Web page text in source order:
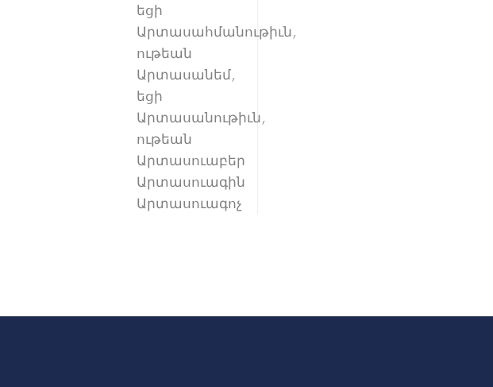
եցի
Արտասահմանութիւն,
ութեան
Արտասանեմ,
եցի
Արտասանութիւն,
ութեան
Արտասուաբեր
Արտասուագին
Արտասուագոչ